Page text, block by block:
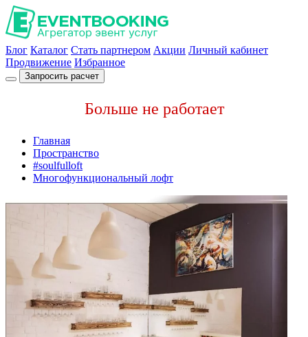
Блог Каталог Стать партнером Акции Личный кабинет
Продвижение Избранное
Запросить расчет
Больше не работает
Главная
Пространство
#soulfulloft
Многофункциональный лофт